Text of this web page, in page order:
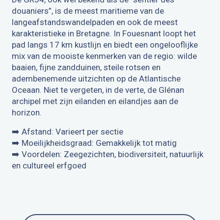
douaniers”, is de meest maritieme van de
langeafstandswandelpaden en ook de meest
karakteristieke in Bretagne. In Fouesnant loopt het
pad langs 17 km kustlijn en biedt een ongelooflijke
mix van de mooiste kenmerken van de regio: wilde
baaien, fijne zandduinen, steile rotsen en
adembenemende uitzichten op de Atlantische
Oceaan. Niet te vergeten, in de verte, de Glénan
archipel met zijn eilanden en eilandjes aan de
horizon.
➡️ Afstand: Varieert per sectie
➡️ Moeilijkheidsgraad: Gemakkelijk tot matig
➡️ Voordelen: Zeegezichten, biodiversiteit, natuurlijk
en cultureel erfgoed